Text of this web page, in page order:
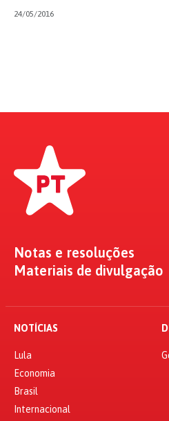
24/05/2016
Notas e resoluções
Materiais de divulgação
NOTÍCIAS
Lula
Economia
Brasil
Internacional